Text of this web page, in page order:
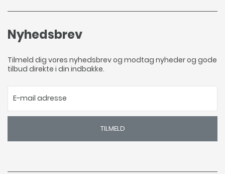
Nyhedsbrev
Tilmeld dig vores nyhedsbrev og modtag nyheder og gode
tilbud direkte i din indbakke.
TILMELD